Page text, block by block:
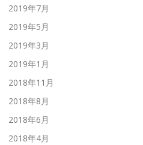
2019年7月
2019年5月
2019年3月
2019年1月
2018年11月
2018年8月
2018年6月
2018年4月